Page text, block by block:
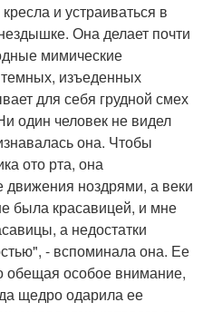
и устраиваться в
Она делает почти
мимические
изъеденных
для себя грудной смех
один человек не видел
она. Чтобы
ото рта, она
ноздрями, а веки
была красавицей, и мне
а недостатки
- вспоминала она. Ее
обещая особое внимание,
щедро одарила ее